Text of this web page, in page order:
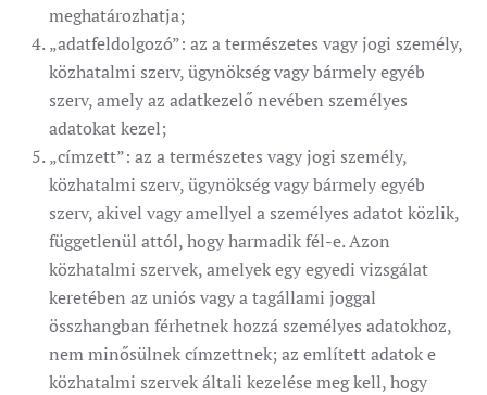
meghatározhatja;
„adatfeldolgozó”: az a természetes vagy jogi személy,
közhatalmi szerv, ügynökség vagy bármely egyéb
szerv, amely az adatkezelő nevében személyes
adatokat kezel;
„címzett”: az a természetes vagy jogi személy,
közhatalmi szerv, ügynökség vagy bármely egyéb
szerv, akivel vagy amellyel a személyes adatot közlik,
függetlenül attól, hogy harmadik fél-e. Azon
közhatalmi szervek, amelyek egy egyedi vizsgálat
keretében az uniós vagy a tagállami joggal
összhangban férhetnek hozzá személyes adatokhoz,
nem minősülnek címzettnek; az említett adatok e
közhatalmi szervek általi kezelése meg kell, hogy